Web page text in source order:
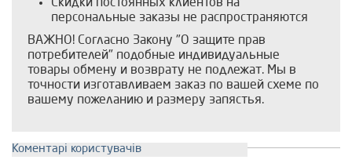
Скидки постоянных клиентов на
персональные заказы не распространяются
ВАЖНО! Согласно Закону "О защите прав
потребителей" подобные индивидуальные
товары обмену и возврату не подлежат. Мы в
точности изготавливаем заказ по вашей схеме по
вашему пожеланию и размеру запястья.
Коментарі користувачів